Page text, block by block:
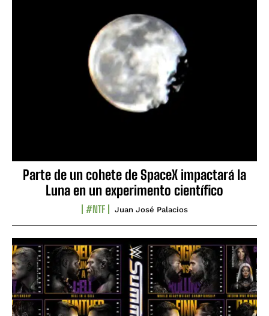
Parte de un cohete de SpaceX impactará la
Luna en un experimento científico
#NTF Juan José Palacios